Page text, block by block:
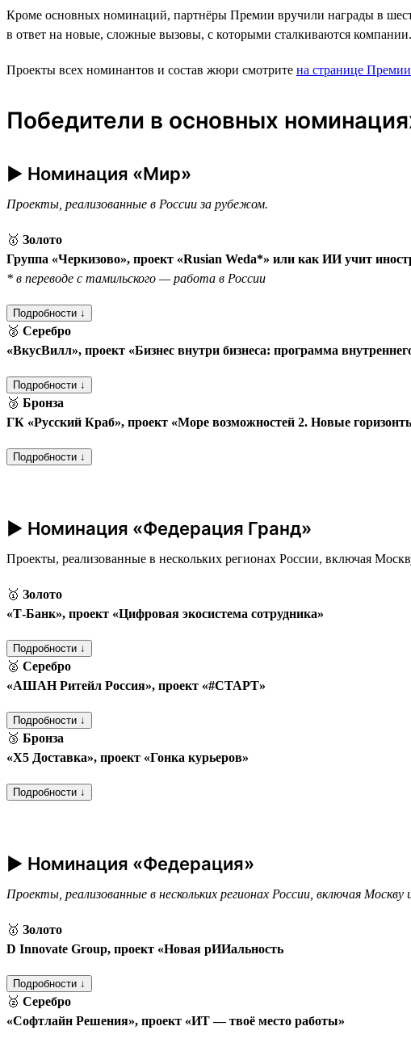
Кроме основных номинаций, партнёры Премии вручили награды в
в ответ на новые, сложные вызовы, с которыми сталкиваются компании.
Проекты всех номинантов и состав жюри смотрите на странице Премии
Победители в основных
► Номинация «Мир»
Проекты, реализованные в России за рубежом.
🥇 Золото
Группа «Черкизово», проект «Rusian Weda*» или как ИИ учит
* в переводе с тамильского — работа в России
Подробности ↓
🥈 Серебро
«ВкусВилл», проект «Бизнес внутри бизнеса: программа
Подробности ↓
🥉 Бронза
ГК «Русский Краб», проект «Море возможностей 2. Новые
Подробности ↓
► Номинация «Федерация Гранд»
Проекты, реализованные в нескольких регионах России, включая
🥇 Золото
«Т‑Банк», проект «Цифровая экосистема сотрудника»
Подробности ↓
🥈 Серебро
«АШАН Ритейл Россия», проект «#СТАРТ»
Подробности ↓
🥉 Бронза
«Х5 Доставка», проект «Гонка курьеров»
Подробности ↓
► Номинация «Федерация»
Проекты, реализованные в нескольких регионах России, включая
🥇 Золото
D Innovate Group, проект «Новая рИИальность
Подробности ↓
🥈 Серебро
«Софтлайн Решения», проект «ИТ — твоё место работы»